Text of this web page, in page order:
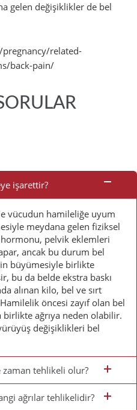
gelen değişiklikler de bel
related-
back-pain/
işarettir?
vücudun hamileliğe uyum
meydana gelen fiziksel
pelvik eklemleri
ancak bu durum bel
büyümesiyle birlikte
bu da belde ekstra baskı
alınan kilo, bel ve sırt
öncesi zayıf olan bel
birlikte ağrıya neden olabilir.
değişiklikleri bel
zaman tehlikeli olur?
ağrılar tehlikelidir?